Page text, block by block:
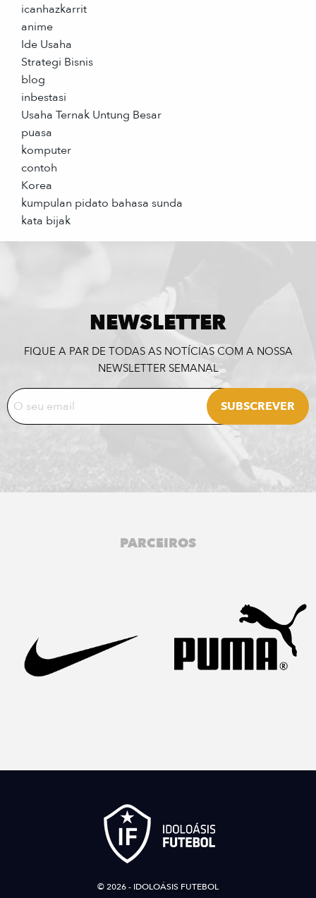
icanhazkarrit
anime
Ide Usaha
Strategi Bisnis
blog
inbestasi
Usaha Ternak Untung Besar
puasa
komputer
contoh
Korea
kumpulan pidato bahasa sunda
kata bijak
NEWSLETTER
FIQUE A PAR DE TODAS AS NOTÍCIAS COM A NOSSA
NEWSLETTER SEMANAL
PARCEIROS
© 2026 - IDOLOÁSIS FUTEBOL